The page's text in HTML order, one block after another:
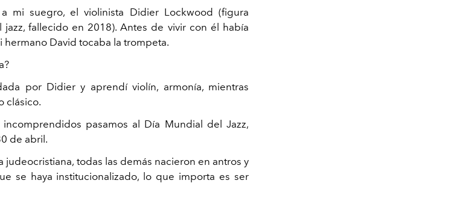
a mi suegro, el violinista Didier Lockwood (figura
fallecido en 2018). Antes de vivir con él había
hermano David tocaba la trompeta.
por Didier y aprendí violín, armonía, mientras
clásico.
pasamos al Día Mundial del Jazz,
de abril.
judeocristiana, todas las demás nacieron en antros y
se haya institucionalizado, lo que importa es ser